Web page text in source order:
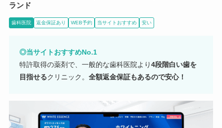
ランド
歯科医院 返金保証あり WEB予約 当サイトおすすめ 安い
◎当サイトおすすめNo.1
特許取得の薬剤で、一般的な歯科医院より4段階白い歯を
目指せるクリニック。 全額返金保証もあるので安心！